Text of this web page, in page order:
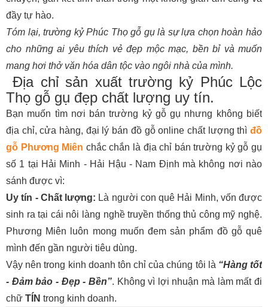
đầy tự hào.
Tóm lại, trường kỷ Phúc Thọ gỗ gụ là sự lựa chọn hoàn hảo
cho những ai yêu thích vẻ đẹp mộc mạc, bền bỉ và muốn
mang hơi thở văn hóa dân tộc vào ngôi nhà của mình.
Địa chỉ sản xuất trường kỷ Phúc Lộc
Thọ gỗ gụ đẹp chất lượng uy tín.
Bạn muốn tìm nơi bán trường kỷ gỗ gụ nhưng không biết
địa chỉ, cửa hàng, đại lý bán đồ gỗ online chất lượng thì đồ
gỗ Phương Miên chắc chắn là địa chỉ bán trường kỷ gỗ gụ
số 1 tại Hải Minh - Hải Hậu - Nam Định mà không nơi nào
sánh được vì:
Uy tín - Chất lượng: Là người con quê Hải Minh, vốn được
sinh ra tại cái nôi làng nghề truyền thống thủ công mỹ nghệ.
Phương Miên luôn mong muốn đem sản phẩm đồ gỗ quê
mình đến gần người tiêu dùng.
Vậy nên trong kinh doanh tôn chỉ của chúng tôi là “Hàng tốt
- Đảm bảo - Đẹp - Bền”. Không vì lợi nhuận mà làm mất đi
chữ TÍN trong kinh doanh.